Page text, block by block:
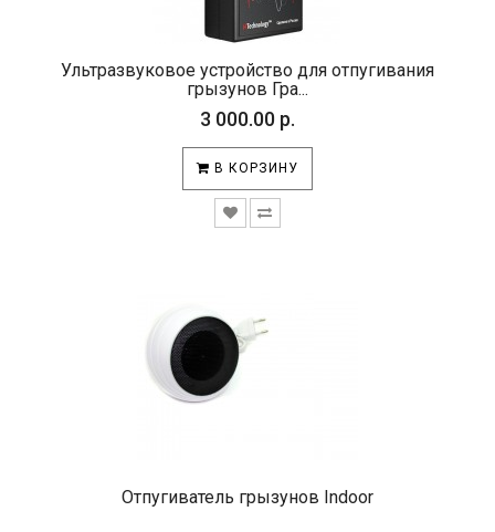
Ультразвуковое устройство для отпугивания
грызунов Гра...
3 000.00 р.
В КОРЗИНУ
Отпугиватель грызунов Indoor